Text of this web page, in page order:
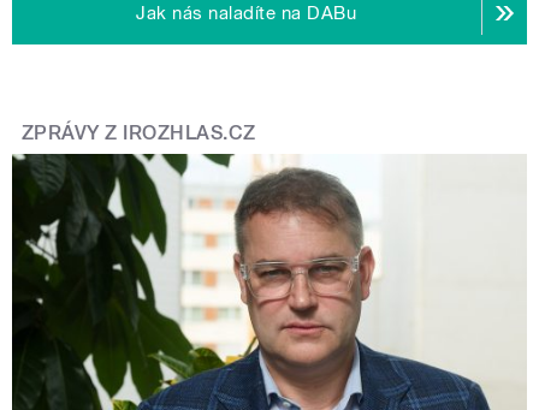
Jak nás naladíte na DABu
ZPRÁVY Z IROZHLAS.CZ